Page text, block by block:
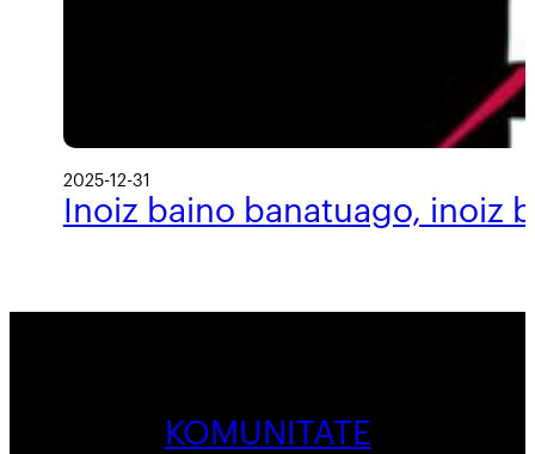
2025-12-31
Inoiz baino banatuago, inoiz
KOMUNITATE